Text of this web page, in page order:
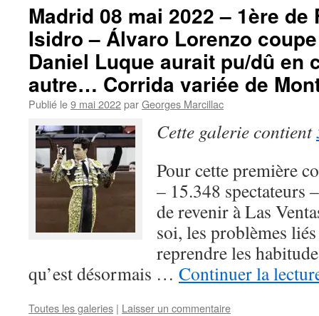
Madrid 08 mai 2022 – 1ère de
Isidro – Álvaro Lorenzo
Daniel Luque aurait pu/dû en
autre… Corrida variée de
Publié le9 mai 2022parGeorges Marcillac
Cette galerie contient
Pour cette première
– 15.348 spectateurs
de revenir à Las
soi, les problèmes
reprendre les
qu’est désormais … Continuer la
Toutes les galeries | Laisser un commentaire